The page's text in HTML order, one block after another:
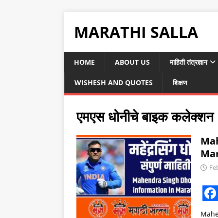
MARATHI SALLA
HOME ABOUT US माहिती तंत्रज्ञान
WISHESH AND QUOTES शिक्षण
एमएस धोनीचे बाइक कलेक्शन
F